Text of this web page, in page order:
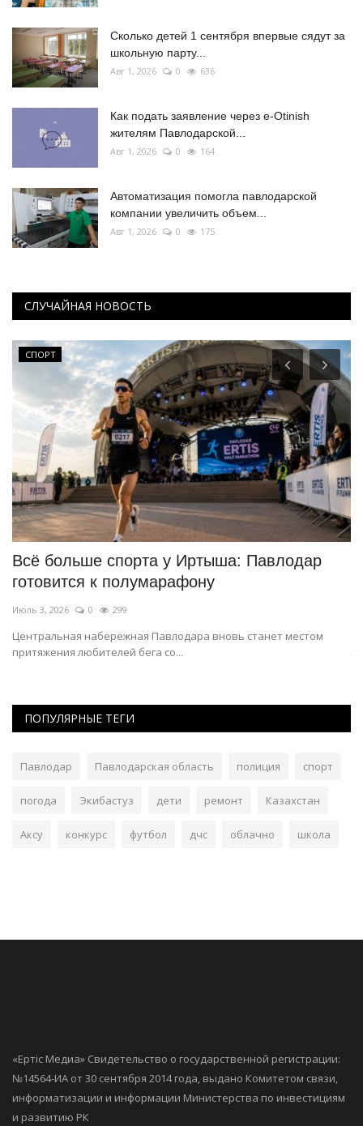
Сколько детей 1 сентября впервые сядут за
школьную парту...
Авг 1, 2026 0 636
Как подать заявление через e-Otinish
жителям Павлодарской...
Авг 1, 2026 0 164
Автоматизация помогла павлодарской
компании увеличить объем...
Авг 1, 2026 0 175
СЛУЧАЙНАЯ НОВОСТЬ
СПОРТ
Всё больше спорта у Иртыша: Павлодар
готовится к полумарафону
Июль 3, 2026 0 299
Центральная набережная Павлодара вновь станет местом
притяжения любителей бега со...
ПОПУЛЯРНЫЕ ТЕГИ
Павлодар Павлодарская область полиция спорт
погода Экибастуз дети ремонт Казахстан
Аксу конкурс футбол дчс облачно школа
«Ертiс Медиа» Свидетельство о государственной регистрации:
№14564-ИА от 30 сентября 2014 года, выдано Комитетом связи,
информатизации и информации Министерства по инвестициям
и развитию РК